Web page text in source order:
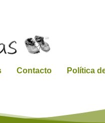
Contacto Política